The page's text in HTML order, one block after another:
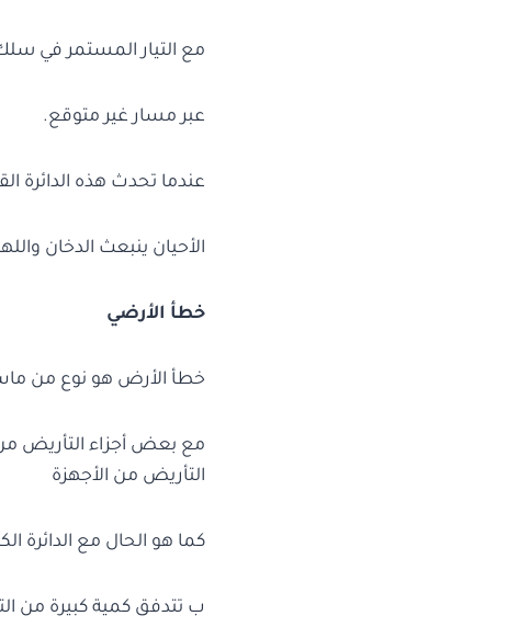
مع التيار المستمر في
عبر مسار غير متوقع.
عندما تحدث هذه
الأحيان ينبعث الدخان
خطأ الأرضي
خطأ الأرض هو نوع من
مع بعض أجزاء التأريض من
التأريض من الأجهزة
كما هو الحال مع الدائرة
ب تتدفق كمية كبيرة من